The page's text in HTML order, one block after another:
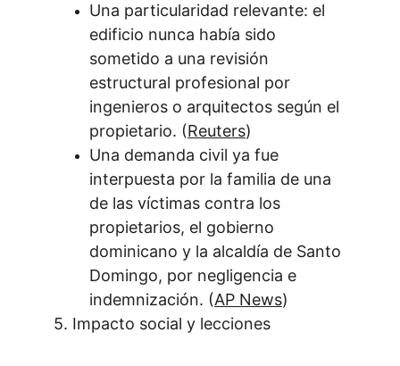
Una particularidad relevante: el
edificio nunca había sido
sometido a una revisión
estructural profesional por
ingenieros o arquitectos según el
propietario. (Reuters)
Una demanda civil ya fue
interpuesta por la familia de una
de las víctimas contra los
propietarios, el gobierno
dominicano y la alcaldía de Santo
Domingo, por negligencia e
indemnización. (AP News)
5. Impacto social y lecciones